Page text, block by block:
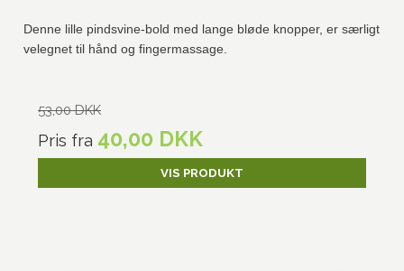
Denne lille pindsvine-bold med lange bløde knopper, er særligt
velegnet til hånd og fingermassage.
53,00 DKK
Pris fra 40,00 DKK
VIS PRODUKT